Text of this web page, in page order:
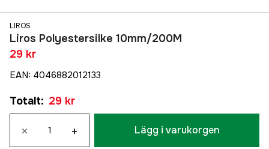
LIROS
Liros Polyestersilke 10mm/200M
29 kr
EAN: 4046882012133
Totalt: 29 kr
× + Lägg i varukorgen